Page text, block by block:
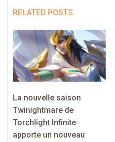
RELATED POSTS
La nouvelle saison
Twinightmare de
Torchlight Infinite
apporte un nouveau